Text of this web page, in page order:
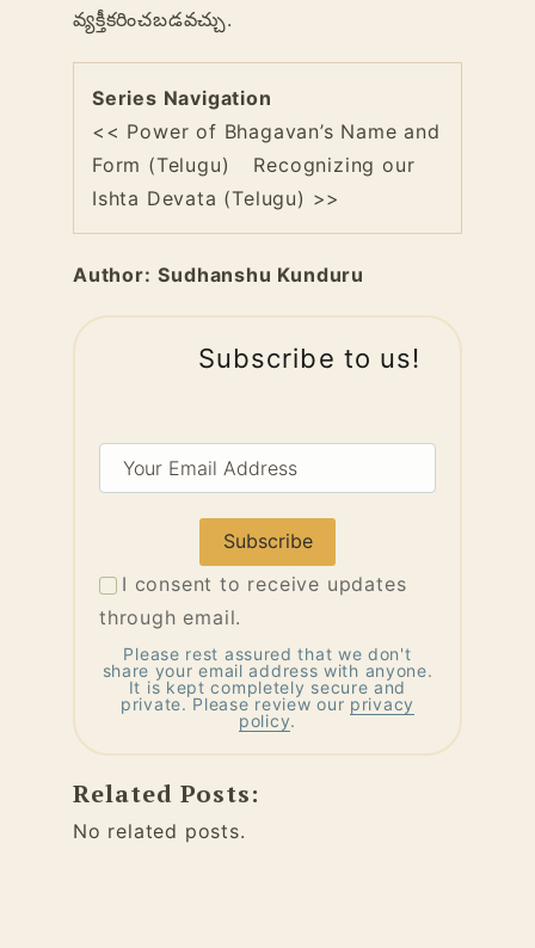
వ్యక్తీకరించబడవచ్చు.
Series Navigation
<< Power of Bhagavan’s Name and
Form (Telugu)
Recognizing our
Ishta Devata (Telugu) >>
Author: Sudhanshu Kunduru
Subscribe to us!
Your
Email
I consent to receive updates
through email.
Please rest assured that we don't
share your email address with anyone.
It is kept completely secure and
private. Please review our privacy
policy.
Related Posts:
No related posts.